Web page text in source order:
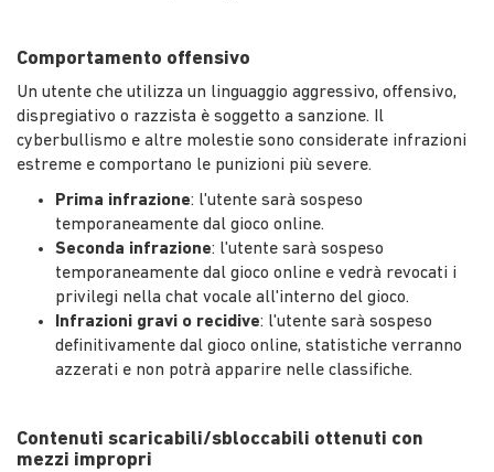
Comportamento offensivo
Un utente che utilizza un linguaggio aggressivo, offensivo,
dispregiativo o razzista è soggetto a sanzione. Il
cyberbullismo e altre molestie sono considerate infrazioni
estreme e comportano le punizioni più severe.
Prima infrazione: l'utente sarà sospeso
temporaneamente dal gioco online.
Seconda infrazione: l'utente sarà sospeso
temporaneamente dal gioco online e vedrà revocati i
privilegi nella chat vocale all'interno del gioco.
Infrazioni gravi o recidive: l'utente sarà sospeso
definitivamente dal gioco online, statistiche verranno
azzerati e non potrà apparire nelle classifiche.
Contenuti scaricabili/sbloccabili ottenuti con
mezzi impropri